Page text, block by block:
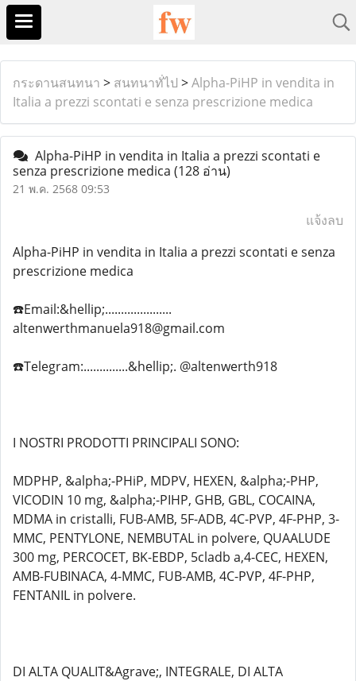
กระดานสนทนา > สนทนาทั่ไป >Alpha-PiHP in vendita in
Italia a prezzi scontati e senza prescrizione medica
Alpha-PiHP in vendita in Italia a prezzi scontati e
senza prescrizione medica (128 อ่าน)
21 พ.ค. 2568 09:53
แจ้งลบ
Alpha-PiHP in vendita in Italia a prezzi scontati e senza
prescrizione medica
☎️Email:&hellip;.....................
altenwerthmanuela918@gmail.com
☎️Telegram:..............&hellip;. @altenwerth918
I NOSTRI PRODOTTI PRINCIPALI SONO:
MDPHP, &alpha;-PHiP, MDPV, HEXEN, &alpha;-PHP,
VICODIN 10 mg, &alpha;-PIHP, GHB, GBL, COCAINA,
MDMA in cristalli, FUB-AMB, 5F-ADB, 4C-PVP, 4F-PHP, 3-
MMC, PENTYLONE, NEMBUTAL in polvere, QUAALUDE
300 mg, PERCOCET, BK-EBDP, 5cladb a,4-CEC, HEXEN,
AMB-FUBINACA, 4-MMC, FUB-AMB, 4C-PVP, 4F-PHP,
FENTANIL in polvere.
DI ALTA QUALIT&Agrave;, INTEGRALE, DI ALTA